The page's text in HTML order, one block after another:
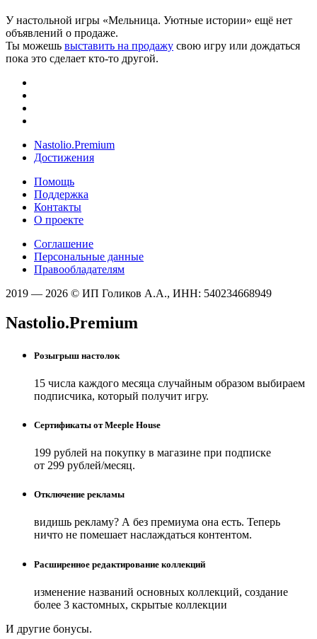
У настольной игры «Мельница. Уютные истории» ещё нет
объявлений о продаже.
Ты можешь выставить на продажу свою игру или дождаться
пока это сделает кто-то другой.
Nastolio.Premium
Достижения
Помощь
Поддержка
Контакты
О проекте
Соглашение
Персональные данные
Правообладателям
2019 — 2026 © ИП Голиков А.А., ИНН: 540234668949
Nastolio.Premium
Розыгрыш настолок
15 числа каждого месяца случайным образом выбираем
подписчика, который получит игру.
Сертификаты от Meeple House
199 рублей на покупку в магазине при подписке
от 299 рублей/месяц.
Отключение рекламы
видишь рекламу? А без премиума она есть. Теперь
ничто не помешает наслаждаться контентом.
Расширенное редактирование коллекций
изменение названий основных коллекций, создание
более 3 кастомных, скрытые коллекции
И другие бонусы.